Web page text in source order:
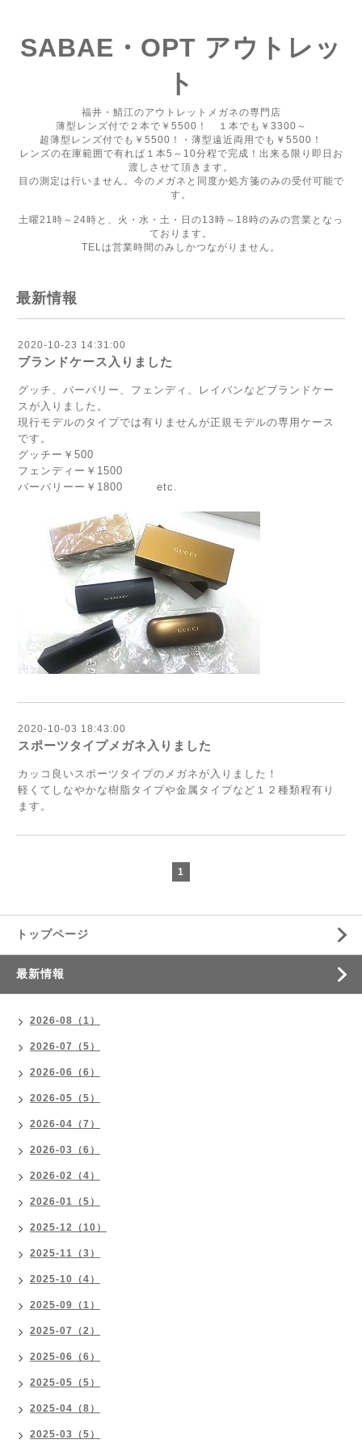
SABAE・OPT アウトレッ
ト
福井・鯖江のアウトレットメガネの専門店
薄型レンズ付で２本で￥5500！ １本でも￥3300～
超薄型レンズ付でも￥5500！・薄型遠近両用でも￥5500！
レンズの在庫範囲で有れば１本5～10分程で完成！出来る限り即日お
渡しさせて頂きます。
目の測定は行いません。今のメガネと同度か処方箋のみの受付可能で
す。
土曜21時～24時と、火・水・土・日の13時～18時のみの営業となっ
ております。
TELは営業時間のみしかつながりません。
最新情報
2020-10-23 14:31:00
ブランドケース入りました
グッチ、バーバリー、フェンディ、レイバンなどブランドケー
スが入りました。
現行モデルのタイプでは有りませんが正規モデルの専用ケース
です。
グッチー￥500
フェンディー￥1500
バーバリーー￥1800 etc.
2020-10-03 18:43:00
スポーツタイプメガネ入りました
カッコ良いスポーツタイプのメガネが入りました！
軽くてしなやかな樹脂タイプや金属タイプなど１２種類程有り
ます。
1
トップページ
最新情報
2026-08（1）
2026-07（5）
2026-06（6）
2026-05（5）
2026-04（7）
2026-03（6）
2026-02（4）
2026-01（5）
2025-12（10）
2025-11（3）
2025-10（4）
2025-09（1）
2025-07（2）
2025-06（6）
2025-05（5）
2025-04（8）
2025-03（5）